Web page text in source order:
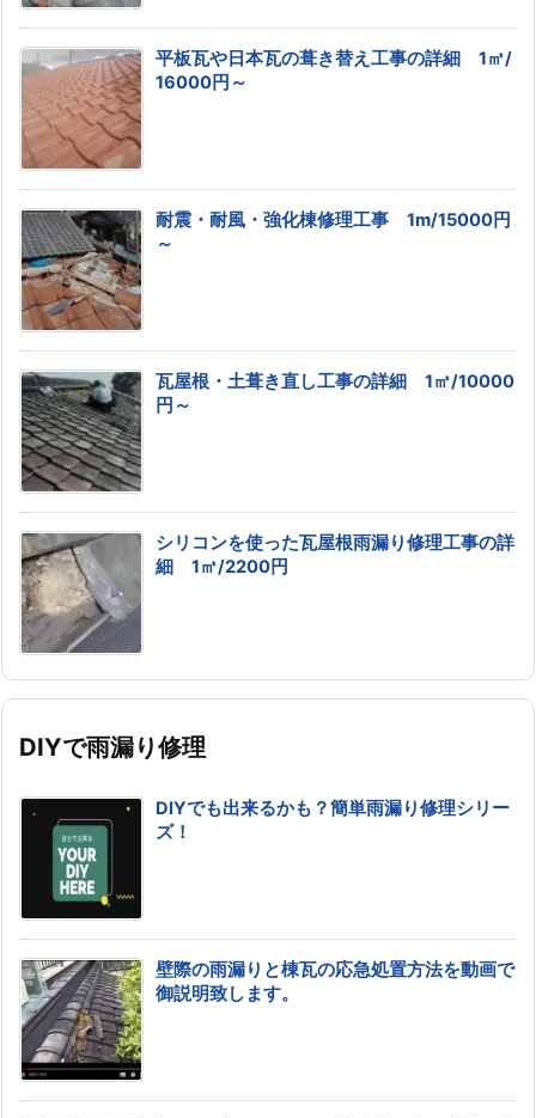
平板瓦や日本瓦の葺き替え工事の詳細 1㎡/
16000円～
耐震・耐風・強化棟修理工事 1m/15000円
～
瓦屋根・土葺き直し工事の詳細 1㎡/10000
円～
シリコンを使った瓦屋根雨漏り修理工事の詳
細 1㎡/2200円
DIYで雨漏り修理
DIYでも出来るかも？簡単雨漏り修理シリー
ズ！
壁際の雨漏りと棟瓦の応急処置方法を動画で
御説明致します。